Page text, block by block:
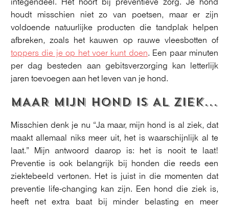
integendeel. Het hoort bij preventieve zorg. Je hond
houdt misschien niet zo van poetsen, maar er zijn
voldoende natuurlijke producten die tandplak helpen
afbreken, zoals het kauwen op rauwe vleesbotten of
toppers die je op het voer kunt doen. Een paar minuten
per dag besteden aan gebitsverzorging kan letterlijk
jaren toevoegen aan het leven van je hond.
MAAR MIJN HOND IS AL ZIEK...
Misschien denk je nu “Ja maar, mijn hond is al ziek, dat
maakt allemaal niks meer uit, het is waarschijnlijk al te
laat.” Mijn antwoord daarop is: het is nooit te laat!
Preventie is ook belangrijk bij honden die reeds een
ziektebeeld vertonen. Het is juist in die momenten dat
preventie life-changing kan zijn. Een hond die ziek is,
heeft net extra baat bij minder belasting en meer